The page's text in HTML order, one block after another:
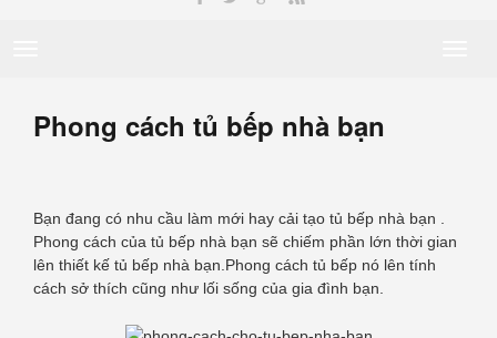
Phong cách tủ bếp nhà bạn
Bạn đang có nhu cầu làm mới hay cải tạo tủ bếp nhà bạn .
Phong cách của tủ bếp nhà bạn sẽ chiếm phần lớn thời gian
lên thiết kế tủ bếp nhà bạn.Phong cách tủ bếp nó lên tính
cách sở thích cũng như lối sống của gia đình bạn.